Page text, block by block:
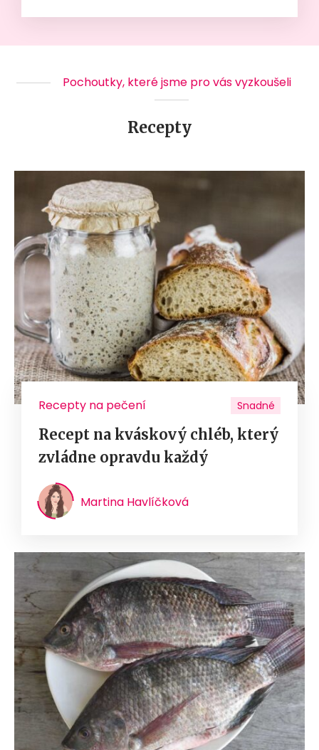
Pochoutky, které jsme pro vás vyzkoušeli
Recepty
Recepty na pečení Snadné
Recept na kváskový chléb, který
zvládne opravdu každý
Martina Havlíčková